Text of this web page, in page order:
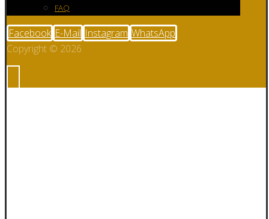
FAQ
Facebook E-Mail Instagram WhatsApp
Copyright © 2026